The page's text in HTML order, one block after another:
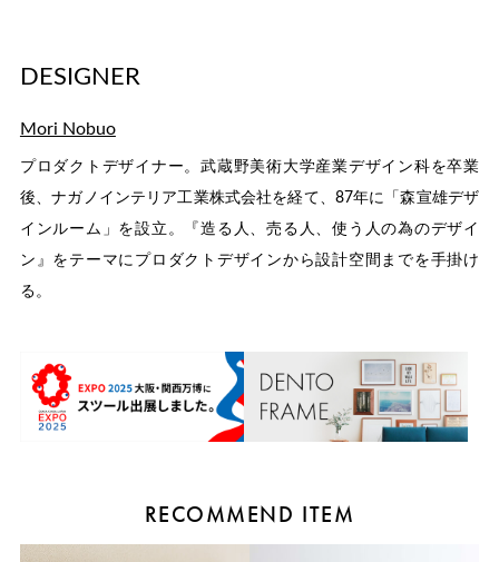
DESIGNER
Mori Nobuo
プロダクトデザイナー。武蔵野美術大学産業デザイン科を卒業
後、ナガノインテリア工業株式会社を経て、87年に「森宣雄デザ
インルーム」を設立。『造る人、売る人、使う人の為のデザイ
ン』をテーマにプロダクトデザインから設計空間までを手掛け
る。
RECOMMEND ITEM